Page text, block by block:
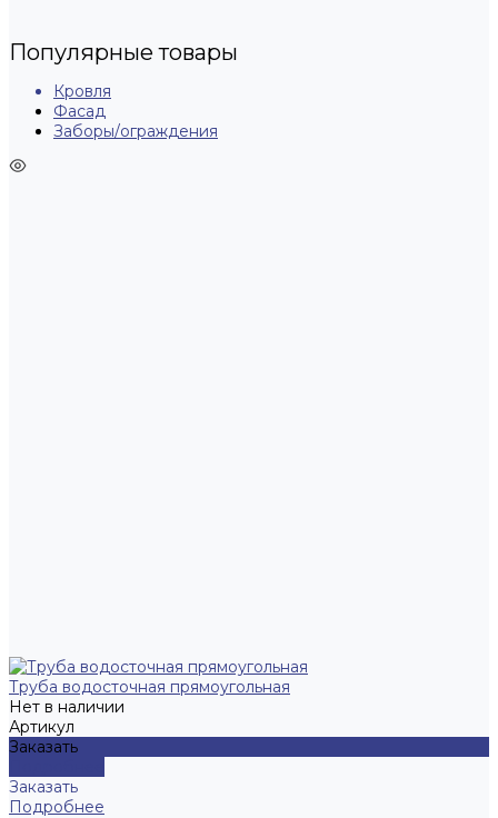
Популярные товары
Кровля
Фасад
Заборы/ограждения
Труба водосточная прямоугольная
Нет в наличии
Артикул
Заказать
Заказать
Подробнее